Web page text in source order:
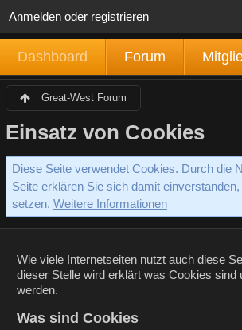
Anmelden oder registrieren
Dashboard Forum
Great-West Forum
Einsatz von Cookies
Diese Seite verwendet Cookies. Durch die
Seite erklären Sie sich damit
setzen. Weitere Informationen
Wie viele Internetseiten nutzt auch diese
dieser Stelle wird erklärt was Cookies sind
werden.
Was sind Cookies